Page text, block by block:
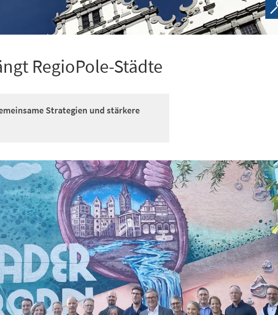
RegioPole-Städte
Strategien und stärkere